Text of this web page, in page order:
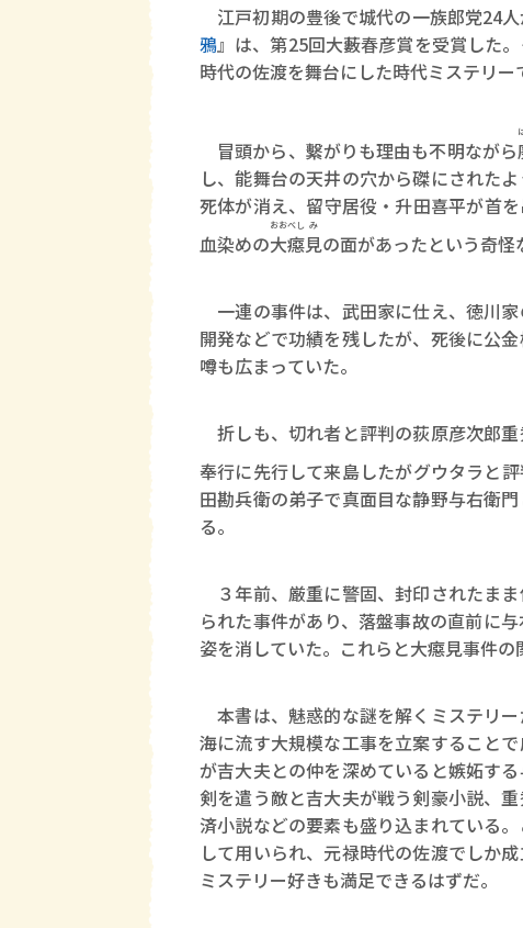
江戸初期の豊後で城代の一族郎党24
鴉』は、第25回大藪春彦賞を受賞した
時代の佐渡を舞台にした時代ミステリー
冒頭から、繫がりも理由も不明ながら
し、能舞台の天井の穴から磔にされた
死体が消え、留守居役・升田喜平が首
血染めの大
おお
癋
べし
見
み
の面があったという奇怪
一連の事件は、武田家に仕え、徳川
開発などで功績を残したが、死後に公
噂も広まっていた。
折しも、切れ者と評判の荻原彦次郎
奉行に先行して来島したがグウタラと
田勘兵衛の弟子で真面目な静野与右衛
る。
３年前、厳重に警固、封印されたま
られた事件があり、落盤事故の直前に
姿を消していた。これらと大癋見事件の
本書は、魅惑的な謎を解くミステリ
海に流す大規模な工事を立案すること
が吉大夫との仲を深めていると嫉妬す
剣を遣う敵と吉大夫が戦う剣豪小説、
済小説などの要素も盛り込まれている
して用いられ、元禄時代の佐渡でしか
ミステリー好きも満足できるはずだ。